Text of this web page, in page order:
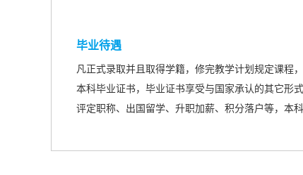
毕业待遇
凡正式录取并且取得学籍，修完教学计划规定课程
本科毕业证书，毕业证书享受与国家承认的其它形
评定职称、出国留学、升职加薪、积分落户等，本